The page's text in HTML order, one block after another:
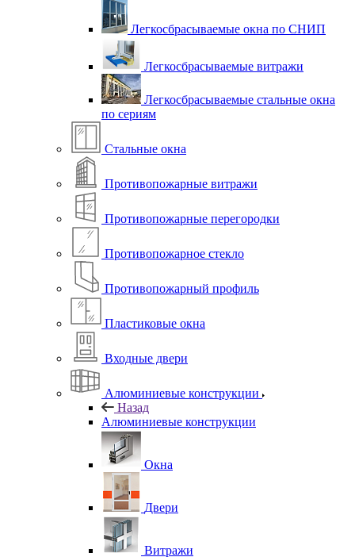
Легкосбрасываемые окна по СНИП
Легкосбрасываемые витражи
Легкосбрасываемые стальные окна
по сериям
Стальные окна
Противопожарные витражи
Противопожарные перегородки
Противопожарное стекло
Противопожарный профиль
Пластиковые окна
Входные двери
Алюминиевые конструкции
Назад
Алюминиевые конструкции
Окна
Двери
Витражи